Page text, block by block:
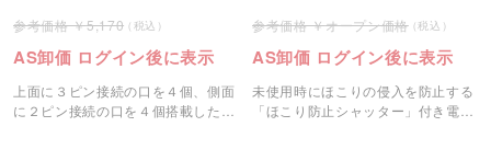
5,170
AS卸価 ログイン後に表示
上面に３ピン接続の口を４個、側面
に２ピン接続の口を４個搭載した両
オープン価格
AS卸価 ログイン後に表示
未使用時にほこりの侵入を防止する
「ほこり防止シャッター」付き電源